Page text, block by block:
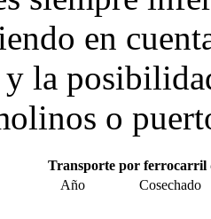
en
la
o
Transporte por ferrocarril
Año
Cosechado